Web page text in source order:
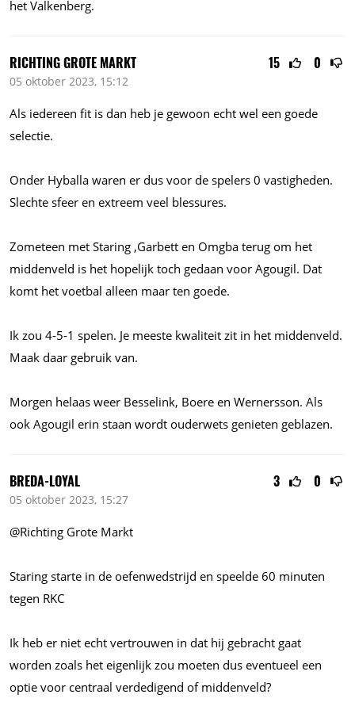
het Valkenberg.
15 0
RICHTING GROTE MARKT
05 oktober 2023, 15:12
Als iedereen fit is dan heb je gewoon echt wel een goede
selectie.
Onder Hyballa waren er dus voor de spelers 0 vastigheden.
Slechte sfeer en extreem veel blessures.
Zometeen met Staring ,Garbett en Omgba terug om het
middenveld is het hopelijk toch gedaan voor Agougil. Dat
komt het voetbal alleen maar ten goede.
Ik zou 4-5-1 spelen. Je meeste kwaliteit zit in het middenveld.
Maak daar gebruik van.
Morgen helaas weer Besselink, Boere en Wernersson. Als
ook Agougil erin staan wordt ouderwets genieten geblazen.
3 0
BREDA-LOYAL
05 oktober 2023, 15:27
@Richting Grote Markt
Staring starte in de oefenwedstrijd en speelde 60 minuten
tegen RKC
Ik heb er niet echt vertrouwen in dat hij gebracht gaat
worden zoals het eigenlijk zou moeten dus eventueel een
optie voor centraal verdedigend of middenveld?